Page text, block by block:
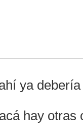
ya
hay otras